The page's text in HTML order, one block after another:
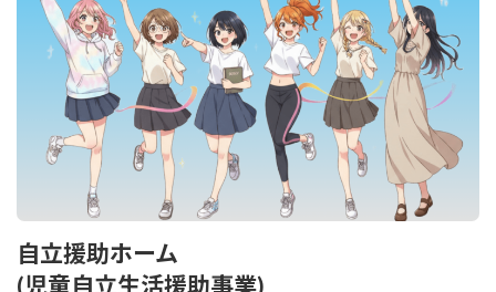
自立援助ホーム
(児童自立生活援助事業)